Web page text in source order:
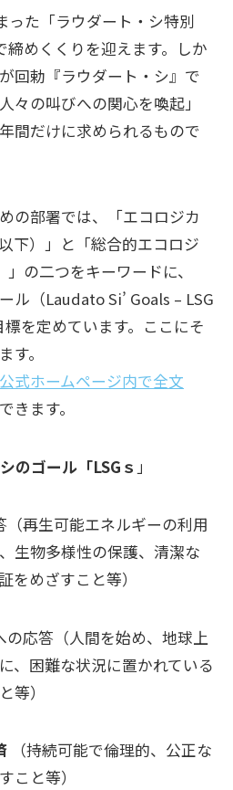
った「ラウダート・シ特別
締めくくりを迎えます。しか
回勅『ラウダート・シ』で
々の叫びへの関心を喚起」
間だけに求められるもので
の部署では、「エコロジカ
下）」と「総合的エコロジ
の二つをキーワードに、
ル（Laudato Si’ Goals – LSG
を定めています。ここにそ
す。
式ホームページ内で全文
きます。
のゴール「LSGｓ 」
（再生可能エネルギーの利用
生物多様性の保護、清潔な
をめざすこと等）
の応答（人間を始め、地球上
、困難な状況に置かれている
等）
（持続可能で倫理的、公正な
こと等）